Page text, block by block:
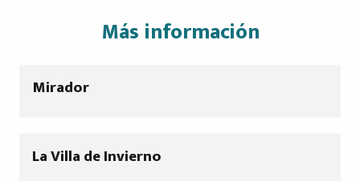
Más información
Mirador
La Villa de Invierno